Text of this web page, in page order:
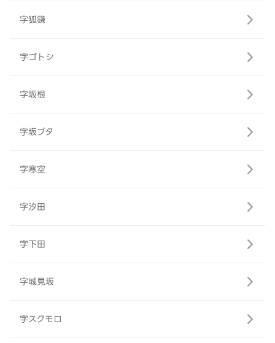
字狐鎌
字ゴトシ
字坂根
字坂ブタ
字寒空
字汐田
字下田
字城見坂
字スクモロ